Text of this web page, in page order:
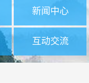
新闻中心
互动交流